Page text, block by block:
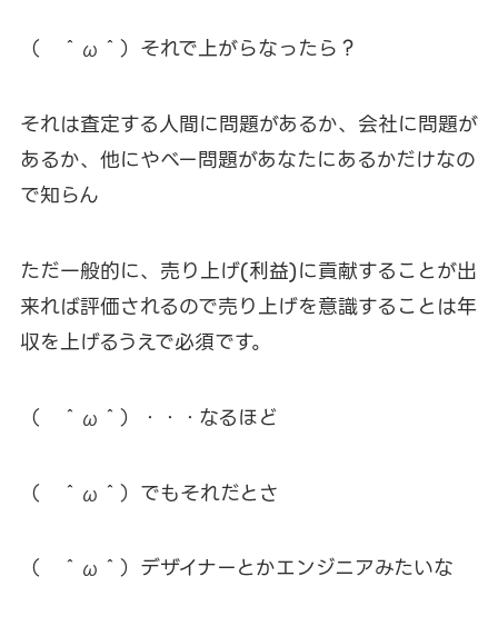
（ ＾ω＾）それで上がらなったら？
それは査定する人間に問題があるか、会社に問題が
あるか、他にやべー問題があなたにあるかだけなの
で知らん
ただ一般的に、売り上げ(利益)に貢献することが出
来れば評価されるので売り上げを意識することは年
収を上げるうえで必須です。
（ ＾ω＾）・・・なるほど
（ ＾ω＾）でもそれだとさ
（ ＾ω＾）デザイナーとかエンジニアみたいな